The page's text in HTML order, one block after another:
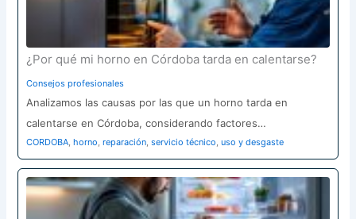
¿Por qué mi horno en Córdoba tarda en calentarse?
Consejos profesionales
Analizamos las causas por las que un horno tarda en
calentarse en Córdoba, considerando factores…
CORDOBA,horno,reparación,servicio técnico,uso y desgaste